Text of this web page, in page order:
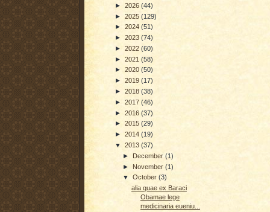
► 2026 (44)
► 2025 (129)
► 2024 (51)
► 2023 (74)
► 2022 (60)
► 2021 (58)
► 2020 (50)
► 2019 (17)
► 2018 (38)
► 2017 (46)
► 2016 (37)
► 2015 (29)
► 2014 (19)
▼ 2013 (37)
► December(1)
► November(1)
▼October(3)
alia quae ex Baraci
Obamae lege
medicinaria eueniu...